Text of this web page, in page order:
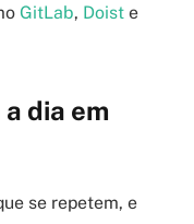
GitLab, Doist e
dia em
se repetem, e